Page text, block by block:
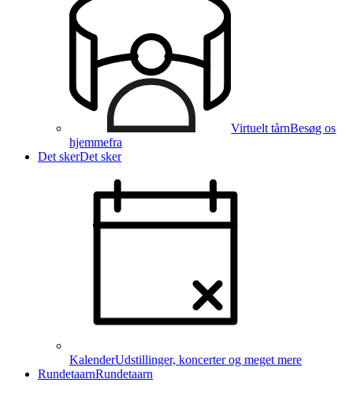
Virtuelt tårnBesøg os
hjemmefra
Det skerDet sker
KalenderUdstillinger, koncerter og meget mere
RundetaarnRundetaarn